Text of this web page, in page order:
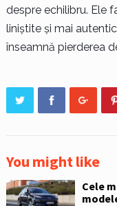
despre echilibru. Ele
liniștite și mai
înseamnă pierderea
You might like
Cele